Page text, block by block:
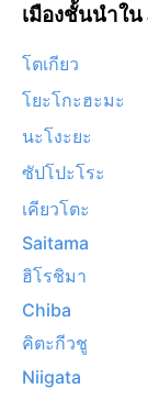
เมืองชั้นนำใ
โตเกียว
โยะโกะฮะมะ
นะโงะยะ
ซัปโปะโระ
เคียวโตะ
Saitama
ฮิโรชิมา
Chiba
คิตะกีวชู
Niigata